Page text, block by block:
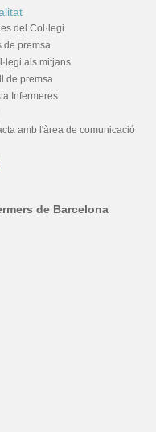
del Col·legi
de premsa
als mitjans
de premsa
Infermeres
amb l'àrea de comunicació
de Barcelona